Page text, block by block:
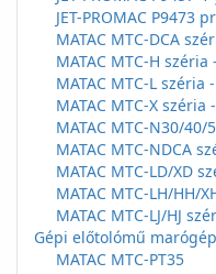
JET-PROMAC P9473
MATAC MTC-DCA
MATAC MTC-H széria
MATAC MTC-L széria
MATAC MTC-X
MATAC MTC-N30/
MATAC MTC-NDCA
MATAC MTC-LD/XD
MATAC MTC-LH/HH/
MATAC MTC-LJ/HJ
Gépi előtolómű
MATAC MTC-PT35